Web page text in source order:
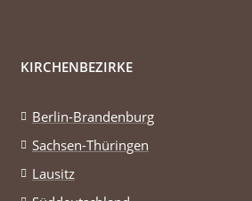
KIRCHENBEZIRKE
Berlin-Brandenburg
Sachsen-Thüringen
Lausitz